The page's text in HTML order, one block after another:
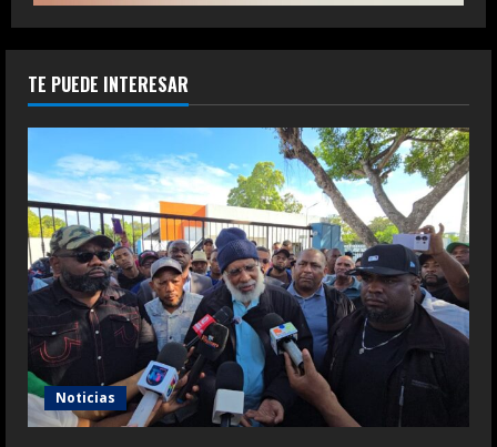
TE PUEDE INTERESAR
Noticias